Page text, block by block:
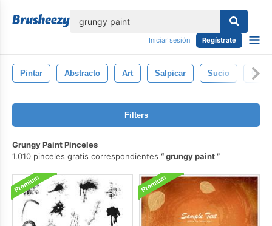
Iniciar sesión Regístrate
Pintar Abstracto Art Salpicar Sucio
Filters
Grungy Paint Pinceles
1.010 pinceles gratis correspondientes
grungy paint